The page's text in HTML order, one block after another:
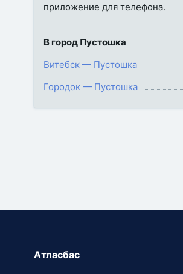
приложение для телефона.
В город Пустошка
Витебск — Пустошка
Городок — Пустошка
Атласбас